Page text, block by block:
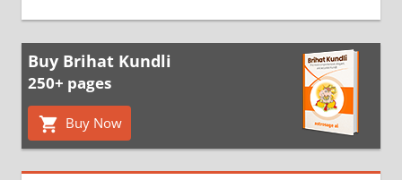
Buy Brihat Kundli
250+ pages
Buy Now